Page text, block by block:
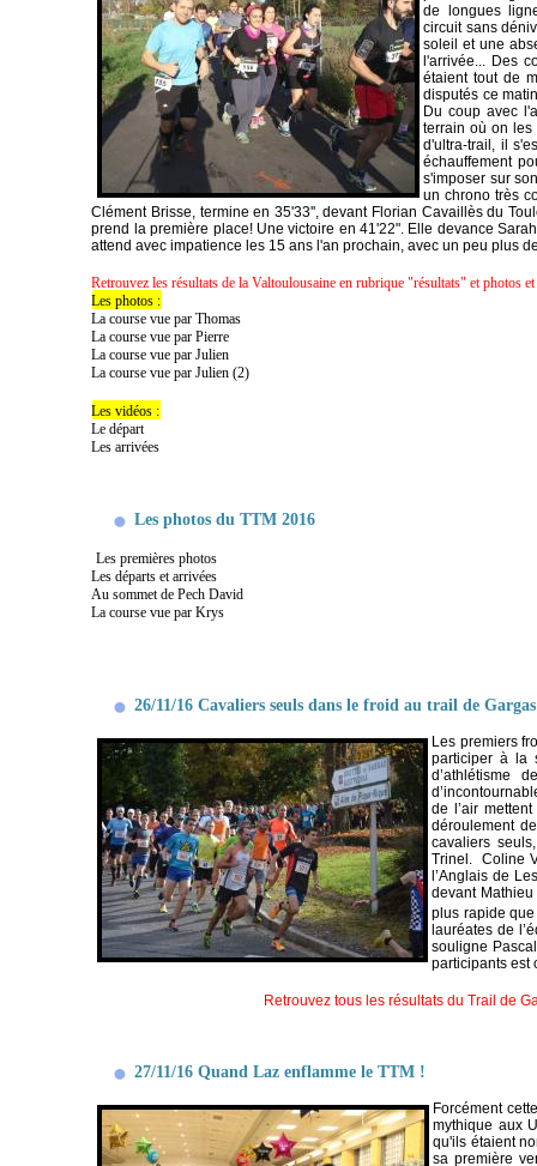
de longues
circuit sans
soleil et une
l'arrivée... Des
étaient tout de
disputés ce
Du coup avec
terrain où on les
d'ultra-trail, il
échauffement
s'imposer sur
un chrono très
Clément Brisse, termine en 35'33'', devant Florian Cavaillès du
prend la première place! Une victoire en 41'22". Elle devance
attend avec impatience les 15 ans l'an prochain, avec un peu plus
Retrouvez les résultats de la Valtoulousaine en rubrique "résultats" et photos
Les photos :
La course vue par Thomas
La course vue par Pierre
La course vue par Julien
La course vue par Julien (2)
Les vidéos :
Le départ
Les arrivées
Les photos du TTM 2016
Les premières photos
Les départs et arrivées
Au sommet de Pech David
La course vue par Krys
26/11/16 Cavaliers seuls dans le froid au trail de
Les premiers
participer à la
d’athlétisme
de l’air
déroulement
cavaliers
Trinel. Coline
l’Anglais de
devant
plus rapide
lauréates de
souligne
participants est
Retrouvez tous les résultats du Trail de
27/11/16 Quand Laz enflamme le TTM !
Forcément
mythique aux
qu'ils étaient
sa première